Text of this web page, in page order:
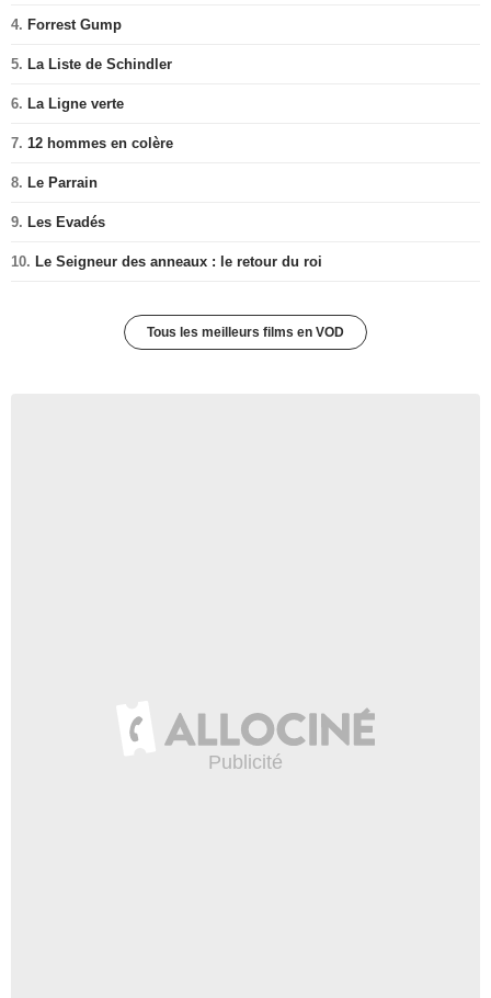
4. Forrest Gump
5. La Liste de Schindler
6. La Ligne verte
7. 12 hommes en colère
8. Le Parrain
9. Les Evadés
10. Le Seigneur des anneaux : le retour du roi
Tous les meilleurs films en VOD